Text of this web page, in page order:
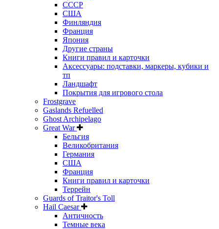
СССР
США
Финляндия
Франция
Япония
Другие страны
Книги правил и карточки
Аксессуары: подставки, маркеры, кубики и
тп
Ландшафт
Покрытия для игрового стола
Frostgrave
Gaslands Refuelled
Ghost Archipelago
Great War
Бельгия
Великобритания
Германия
США
Франция
Книги правил и карточки
Террейн
Guards of Traitor's Toll
Hail Caesar
Античность
Темные века